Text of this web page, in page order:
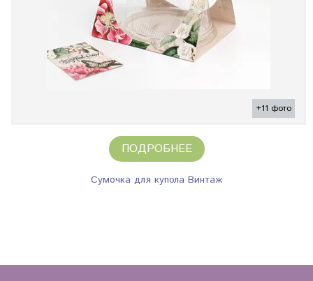
+11 фото
ПОДРОБНЕЕ
Сумочка для купола Винтаж